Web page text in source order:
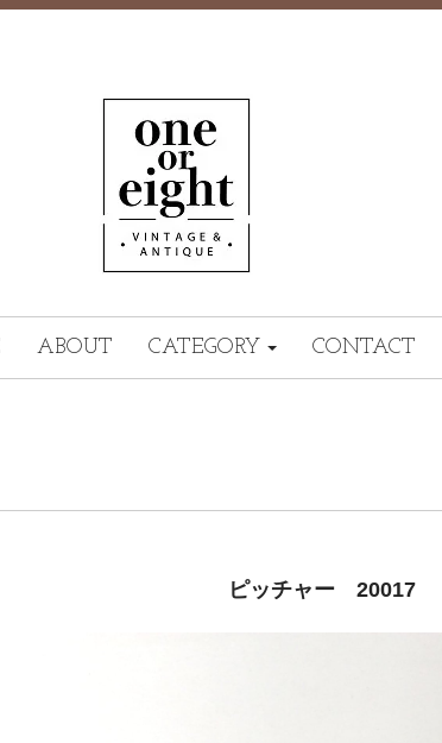
ABOUT CATEGORY CONTACT
ピッチャー 20017